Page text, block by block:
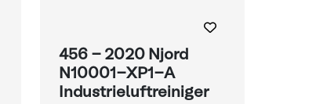
456 - 2020 Njord
N10001-XP1-A
Industrieluftreiniger